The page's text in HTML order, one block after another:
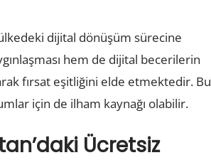
dijital dönüşüm sürecine
hem de dijital becerilerin
fırsat eşitliğini elde etmektedir. Bu
için de ilham kaynağı olabilir.
Ücretsiz